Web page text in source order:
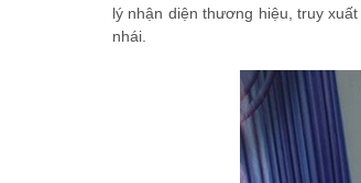
lý nhận diện thương hiệu, truy
nhái.